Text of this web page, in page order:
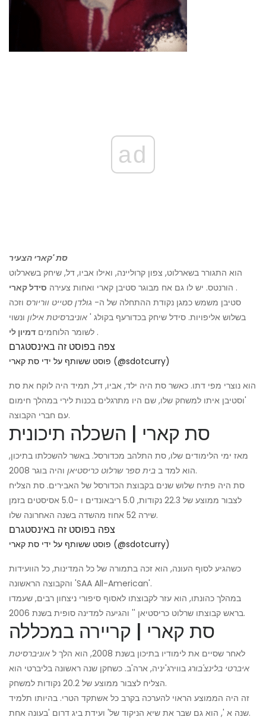
ad
סת 'קארי הצעיר
הוא התגורר בשארלוט, צפון קרוליינה, ואילו אביו, דל, שיחק בשארלוט
הורנטס. יש לו גם אח מבוגר סטיבן קארי ואחות צעירה סידל קארי
.
סטיבן משמש כמגן נקודת ההתחלה של ה- גולדן סטייט ווריורס וזכה
בשלוש אליפויות. סידל שיחק בכדורעף בקולג ' אוניברסיטת אילון ונשוי
לשומר הלוחמים דמיון לי .
צפה בפוסט זה באינסטגרם
פוסט ששותף על ידי סת קארי (@sdotcurry)
הוא נוצרי מפי דתו. כאשר סת היה ילד, אביו, דל, תמיד היה לוקח את סת
'וסטיבן איתו למשחק שלו, שם היו מתרגלים בכנות לירי במהלך חימום
עם חברי הקבוצה.
סת קארי | השכלה תיכונית
מאז ימי הלימודים שלו, סת התלהב מכדורסל. באשר להשכלתו בתיכון,
הוא למד ב בית ספר שרלוט כריסטיאן
והיה בוגר 2008.
סת היה פתיח שלוש שנים בקבוצת הכדורסל של האבירים. סת הצליח
לצבור ממוצע של 22.3 נקודות, 5.0 ריבאונדים ו -5.0 אסיסטים בזמן
שירה 52 אחוז מהשדה בשנה האחרונה שלו.
צפה בפוסט זה באינסטגרם
פוסט ששותף על ידי סת קארי (@sdotcurry)
כשהגיע לסוף העונה, הוא זכה בתמורה של כל המדינות, כל הוועידות
והקבוצה הראשונה 'SAA All-American'.
במהלך כהונתו, הוא עזר לקבוצתו לאסוף סיפורי ניצחון רבים, שעמדו
בראש קבוצתו שרלוט כריסטיאן '' והגיעה למדינה סופית בשנת 2006.
סת קארי | קריירה במכללה
לאחר שסיים את לימודיו בתיכון בשנת 2008, הוא הלך ל
אוניברסיטת
איברטי בלינצ'בורג בווירג'יניה, ארה'ב. כשחקן שנה ראשונה בליברטי הוא
הצליח לצבור ממוצע של 20.2 נקודות למשחק.
זה היה הממוצע הראוי להערכה בקרב כל אשתקד הטרי. בהיותו תלמיד
שנה א ', הוא גם שבר את שיא הניקוד של' ועידת ביג דרום 'בעונה אחת.